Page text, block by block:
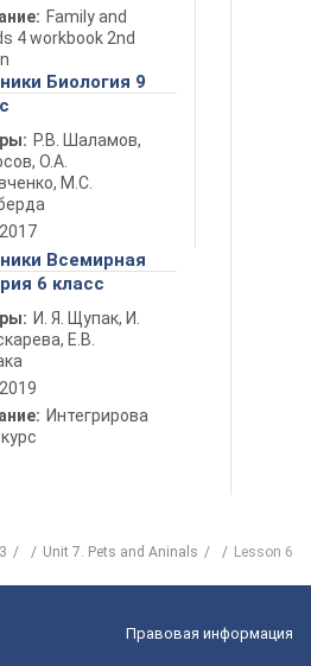
Family and
4 workbook 2nd
Биология 9
Р.В. Шаламов,
О.А.
М.С.
2017
Всемирная
6 класс
И. Я. Щупак, И.
Е.В.
2019
Интегрирова
Unit 7. Pets and Aninals Lesson 6
Правовая информация